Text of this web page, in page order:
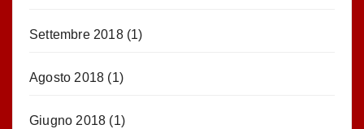
Settembre 2018(1)
Agosto 2018 (1)
Giugno 2018 (1)